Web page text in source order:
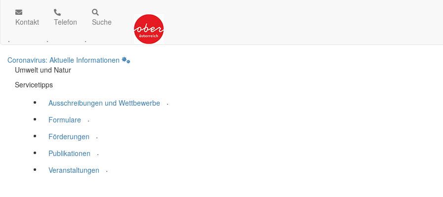
Kontakt
.
Telefon
.
Suche
.
Coronavirus: Aktuelle Informationen
Umwelt und Natur
Servicetipps
Ausschreibungen und Wettbewerbe
.
Formulare
.
Förderungen
.
Publikationen
.
Veranstaltungen
.